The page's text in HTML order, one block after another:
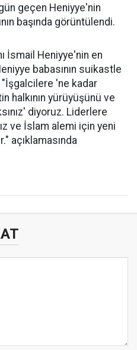
geçen Heniyye'nin
başında görüntülendi.
İsmail Heniyye'nin en
babasının suikastle
'ne kadar
halkının yürüyüşünü ve
diyoruz. Liderlere
ve İslam alemi için yeni
açıklamasında